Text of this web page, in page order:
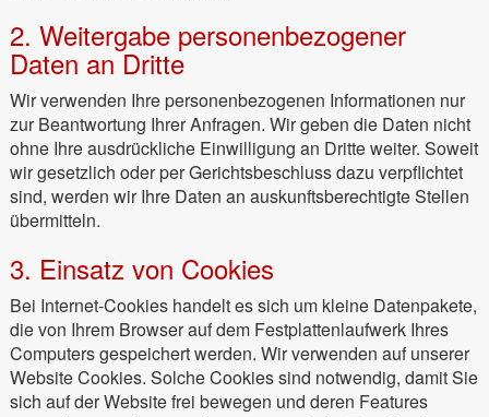
2. Weitergabe personenbezogener
Daten an Dritte
Wir verwenden Ihre personenbezogenen Informationen nur
zur Beantwortung Ihrer Anfragen. Wir geben die Daten nicht
ohne Ihre ausdrückliche Einwilligung an Dritte weiter. Soweit
wir gesetzlich oder per Gerichtsbeschluss dazu verpflichtet
sind, werden wir Ihre Daten an auskunftsberechtigte Stellen
übermitteln.
3. Einsatz von Cookies
Bei Internet-Cookies handelt es sich um kleine Datenpakete,
die von Ihrem Browser auf dem Festplattenlaufwerk Ihres
Computers gespeichert werden. Wir verwenden auf unserer
Website Cookies. Solche Cookies sind notwendig, damit Sie
sich auf der Website frei bewegen und deren Features